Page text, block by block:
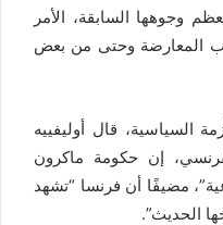
وجوهها السابقة، الأمر
المعارضة وحتى من بعض
السياسية، قال أوليفييه
إن حكومة ماكرون
مضيفًا أن فرنسا “تشهد
الحديث”.